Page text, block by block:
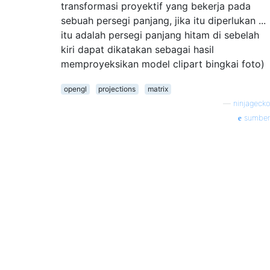
transformasi proyektif yang bekerja pada
sebuah persegi panjang, jika itu diperlukan ...
itu adalah persegi panjang hitam di sebelah
kiri dapat dikatakan sebagai hasil
memproyeksikan model clipart bingkai foto)
opengl projections
matrix
ninjagecko
sumber